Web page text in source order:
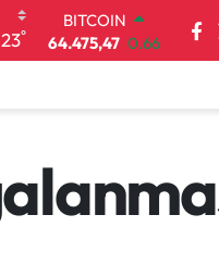
23°
64.475,47
0.66
DOLAR
47,5971 0.05
GRAM ALTIN
6518.23
0.39
BİST100